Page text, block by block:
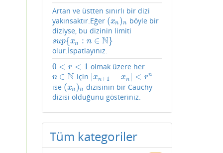
Artan ve üstten sınırlı bir dizi
yakınsaktır.Eğer (xn )n
(xn)n
böyle bir
diziyse, bu dizinin limiti
sup{xn : n ∈ N}
sup{xn:n ∈N }
olur.İspatlayınız.
0 < r < 1
0<r< 1 olmak üzere her
n ∈ N
n∈N için xn+1 − xn < rn
|xn+1 −xn|<
n
ise (xn )n
(xn)n
dizisinin bir Cauchy
dizisi olduğunu gösteriniz.
Tüm kategoriler